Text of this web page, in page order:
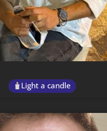
Light a candle